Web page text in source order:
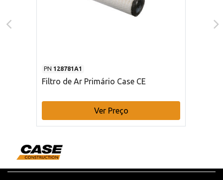
PN 128781A1
Filtro de Ar Primário Case CE
Ver Preço